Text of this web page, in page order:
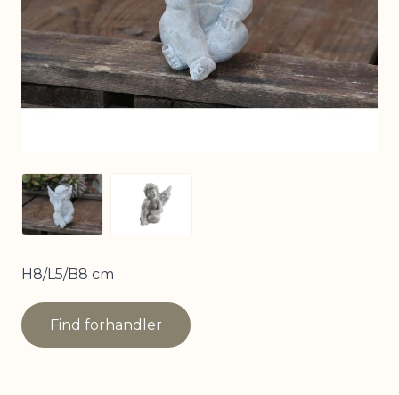
View larger imageView larger image
H8/L5/B8 cm
Find forhandler